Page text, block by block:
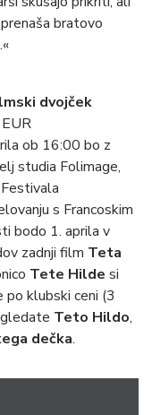
bratovo
dvojček
ob 16:00 bo z
studia Folimage,
s Francoskim
bodo 1. aprila v
zadnji film Teta
Tete Hilde si
klubski ceni (3
Teto Hildo,
dečka.